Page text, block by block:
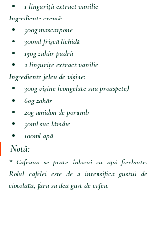
1 linguriță extract vanilie
Ingrediente cremă:
500g mascarpone
300ml frișcă lichidă
150g zahăr pudră
2 lingurițe extract vanilie
Ingrediente jeleu de vișine:
300g vișine (congelate sau proaspete)
60g zahăr
20g amidon de porumb
50ml suc lămâie
100ml apă
Notă:
* Cafeaua se poate înlocui cu apă fierbinte.
Rolul cafelei este de a intensifica gustul de
ciocolată, fără să dea gust de cafea.